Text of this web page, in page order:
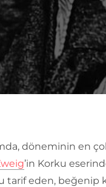
döneminin en
’in Korku
tarif eden, beğenip